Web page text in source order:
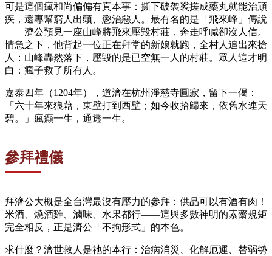
可是這個瘋和尚偏偏有真本事：撕下破袈裟搓成藥丸就能治頑
疾，還專幫窮人出頭、懲治惡人。最有名的是「飛來峰」傳說
——濟公預見一座山峰將飛來壓毀村莊，奔走呼喊卻沒人信。
情急之下，他背起一位正在拜堂的新娘就跑，全村人追出來搶
人；山峰轟然落下，壓毀的是已空無一人的村莊。眾人這才明
白：瘋子救了所有人。
嘉泰四年（1204年），道濟在杭州淨慈寺圓寂，留下一偈：
「六十年來狼藉，東壁打到西壁；如今收拾歸來，依舊水連天
碧。」瘋癲一生，通透一生。
參拜禮儀
拜濟公大概是全台灣最沒有壓力的參拜：供品可以有酒有肉！
米酒、燒酒雞、滷味、水果都行——這與多數神明的素齋規矩
完全相反，正是濟公「不拘形式」的本色。
求什麼？濟世救人是祂的本行：治病消災、化解厄運、替弱勢